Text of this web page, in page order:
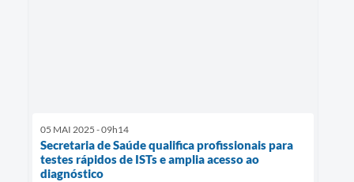
05 MAI 2025 - 09h14
Secretaria de Saúde qualifica profissionais para
testes rápidos de ISTs e amplia acesso ao
diagnóstico